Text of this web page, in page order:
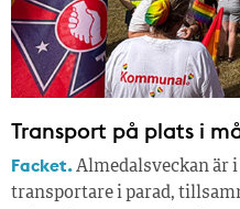
Transport på plats i
Facket.Almedalsveckan är i
transportare i parad,